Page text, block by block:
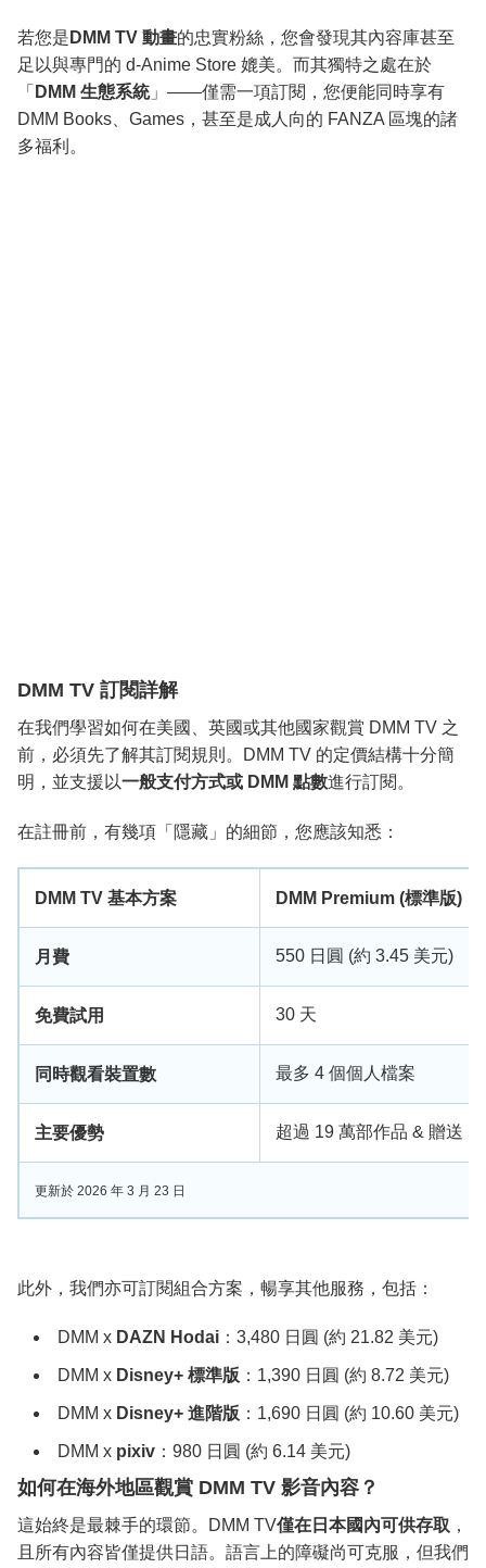
若您是 DMM TV 動畫的忠實粉絲，您會發現其內容庫甚至
足以與專門的 d-Anime Store 媲美。而其獨特之處在於
「 DMM 生態系統」——僅需一項訂閱，您便能同時享有
DMM Books、Games，甚至是成人向的 FANZA 區塊的諸
多福利。
DMM TV 訂閱詳解
在我們學習如何在美國、英國或其他國家觀賞 DMM TV 之
前，必須先了解其訂閱規則。DMM TV 的定價結構十分簡
明，並支援以一般支付方式或 DMM 點數進行訂閱。
在註冊前，有幾項「隱藏」的細節，您應該知悉：
DMM TV 基本方案 DMM Premium (標準版)
月費 550 日圓 (約 3.45 美元)
免費試用 30 天
同時觀看裝置數 最多 4 個個人檔案
主要優勢 超過 19 萬部作品 & 贈送
更新於 2026 年 3 月 23 日
此外，我們亦可訂閱組合方案，暢享其他服務，包括：
DMM x DAZN Hodai ：3,480 日圓 (約 21.82 美元)
DMM x Disney+ 標準版 ：1,390 日圓 (約 8.72 美元)
DMM x Disney+ 進階版 ：1,690 日圓 (約 10.60 美元)
DMM x pixiv ：980 日圓 (約 6.14 美元)
如何在海外地區觀賞 DMM TV 影音內容？
這始終是最棘手的環節。DMM TV僅在日本國內可供存取 ，
且所有內容皆僅提供日語。語言上的障礙尚可克服，但我們